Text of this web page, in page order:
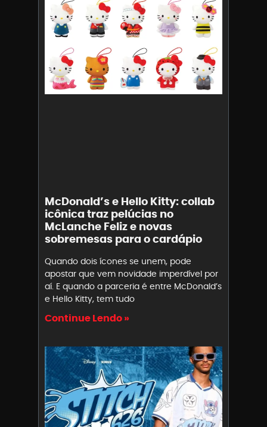
McDonald’s e Hello Kitty: collab
icônica traz pelúcias no
McLanche Feliz e novas
sobremesas para o cardápio
Quando dois ícones se unem, pode
apostar que vem novidade imperdível por
aí. E quando a parceria é entre McDonald’s
e Hello Kitty, tem tudo
Continue Lendo »